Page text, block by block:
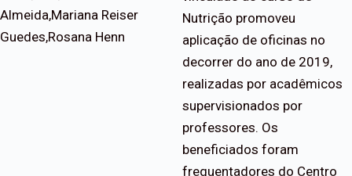
Almeida,Mariana Reiser
Guedes,Rosana Henn
Nutrição promoveu
aplicação de oficinas no
decorrer do ano de 2019,
realizadas por acadêmicos
supervisionados por
professores. Os
beneficiados foram
frequentadores do Centro